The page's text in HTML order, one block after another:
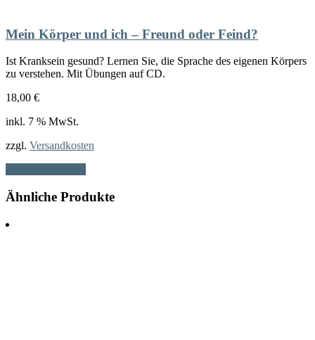
Mein Körper und ich – Freund oder Feind?
Ist Kranksein gesund? Lernen Sie, die Sprache des eigenen Körpers
zu verstehen. Mit Übungen auf CD.
18,00 €
inkl. 7 % MwSt.
zzgl. Versandkosten
Ähnliche Produkte